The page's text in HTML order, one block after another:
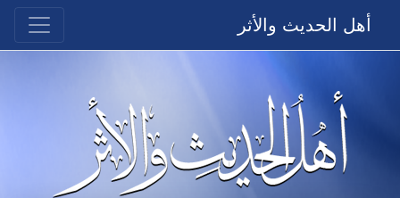
أهل الحديث والأثر